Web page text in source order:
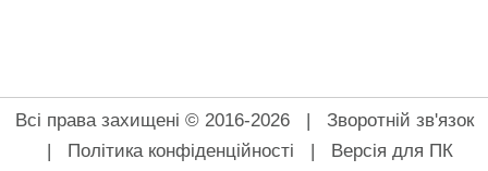
Всі права захищені © 2016-2026 | Зворотній зв'язок
| Політика конфіденційності | Версія для ПК